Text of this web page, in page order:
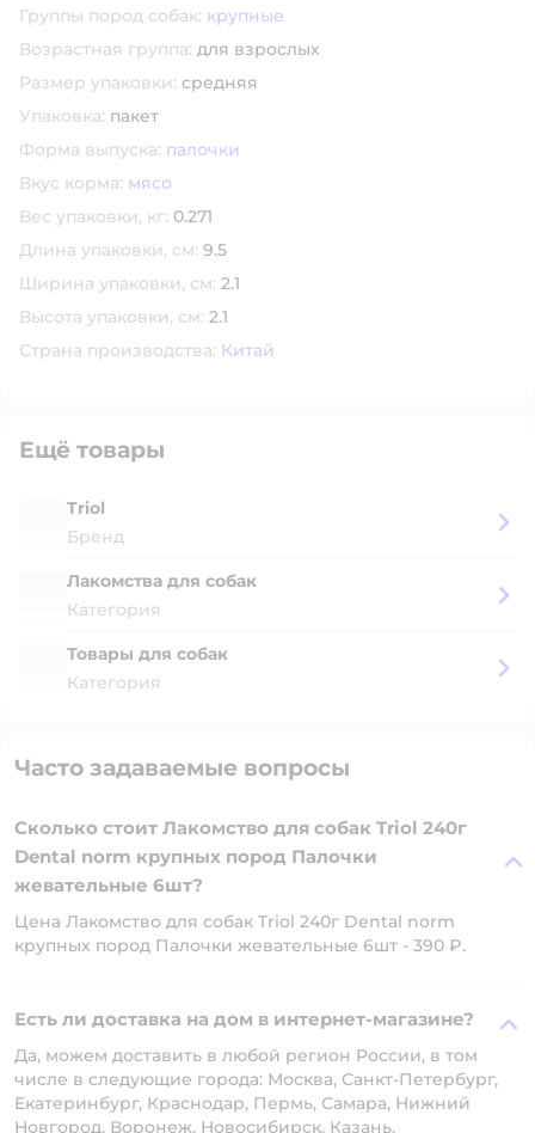
Группы пород собак: крупные
Возрастная группа: для взрослых
Размер упаковки: средняя
Упаковка: пакет
Форма выпуска: палочки
Вкус корма: мясо
Вес упаковки, кг: 0.271
Длина упаковки, см: 9.5
Ширина упаковки, см: 2.1
Высота упаковки, см: 2.1
Страна производства: Китай
Ещё товары
Triol
Бренд
Лакомства для собак
Категория
Товары для собак
Категория
Часто задаваемые вопросы
Сколько стоит Лакомство для собак Triol 240г
Dental norm крупных пород Палочки
жевательные 6шт?
Цена Лакомство для собак Triol 240г Dental norm
крупных пород Палочки жевательные 6шт - 390 ₽.
Есть ли доставка на дом в интернет-магазине?
Да, можем доставить в любой регион России, в том
числе в следующие города: Москва, Санкт-Петербург,
Екатеринбург, Краснодар, Пермь, Самара, Нижний
Новгород, Воронеж, Новосибирск, Казань.